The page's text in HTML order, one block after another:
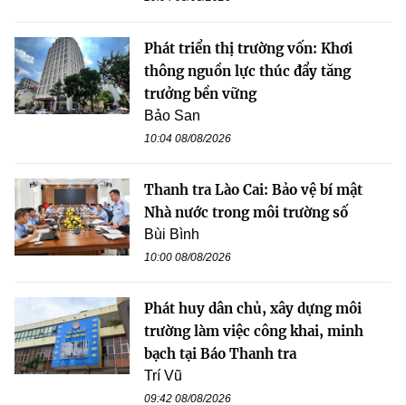
Phát triển thị trường vốn: Khơi
thông nguồn lực thúc đẩy tăng
trưởng bền vững
Bảo San
10:04 08/08/2026
Thanh tra Lào Cai: Bảo vệ bí mật
Nhà nước trong môi trường số
Bùi Bình
10:00 08/08/2026
Phát huy dân chủ, xây dựng môi
trường làm việc công khai, minh
bạch tại Báo Thanh tra
Trí Vũ
09:42 08/08/2026